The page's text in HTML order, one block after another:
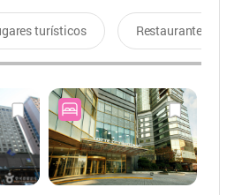
turísticos Restaurantes